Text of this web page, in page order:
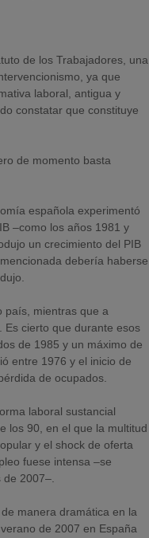
de los Trabajadores, una
ya que
laboral, antigua y
constatar que constituye
de momento basta
española experimentó
–como los años 1981 y
un crecimiento del PIB
debería haberse
país, mientras que a
Es cierto que durante esos
de 1985 y un máximo de
entre 1976 y el inicio de
de ocupados.
laboral sustancial
los 90, en el que la multitud
y el shock de oferta
fuese intensa –se
2007–.
manera dramática en la
de 2007 en España